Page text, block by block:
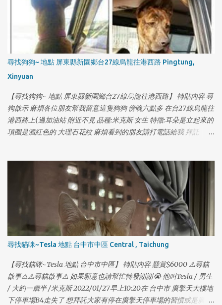
尋找狗狗~ 地點 屏東縣新園鄉台27線烏龍往港西路 Pingtung,
Xinyuan
【尋找狗狗~ 地點 屏東縣新園鄉台27線烏龍往港西路】 轉貼內容 尋
狗啟示 麻煩各位朋友幫我留意這隻狗狗 傍晚六點多 在台27線烏龍往
港西路上(過加油站 附近不見 品種:米克斯 女生 特徵:耳朵是立起來的
項圈是酒紅色的 大理石花紋 麻煩看到的朋友請打電話給我 拜託
尋找貓咪~Tesla 地點 台中市中區 Central , Taichung
【尋找貓咪~Tesla 地點 台中市中區】 轉貼內容 懸賞$6000 ⚠️尋貓
啟事⚠️⚠️尋貓啟事⚠️ 如果願意也請幫忙轉發謝謝😭 他叫Tesla / 男生
/ 大約一歲半 /米克斯 2022/01/27早上10:20在 台中市 廣擎天大樓地
下停車場B4走失了 想拜託大家有停在廣擎天停車場的習慣或是廣擎